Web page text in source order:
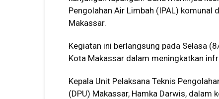
Pengolahan Air Limbah (IPAL) komunal
Makassar.
Kegiatan ini berlangsung pada Selasa
Kota Makassar dalam meningkatkan
Kepala Unit Pelaksana Teknis
(DPU) Makassar, Hamka Darwis, dalam